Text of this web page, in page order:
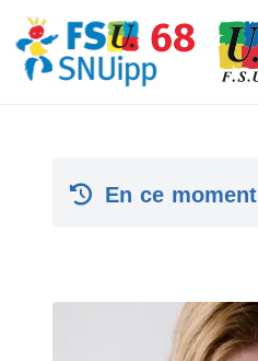
En ce moment